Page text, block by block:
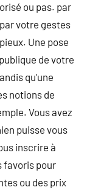
ou pas. par
votre gestes
Une pose
de votre
qu’une
notions de
Vous avez
puisse vous
inscrire à
favoris pour
ou des prix